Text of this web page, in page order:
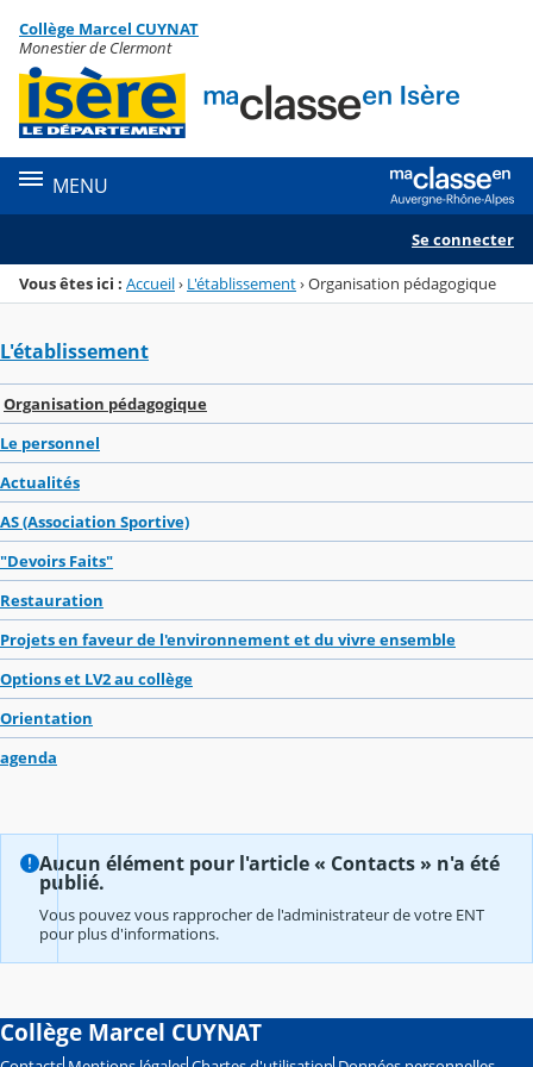
Menu de la rubrique
Contenu
Collège Marcel CUYNAT
Monestier de Clermont
MENU
Se connecter
Vous êtes ici : Accueil› L'établissement›Organisation pédagogique
L'établissement
Organisation pédagogique
Le personnel
Actualités
AS (Association Sportive)
"Devoirs Faits"
Restauration
Projets en faveur de l'environnement et du vivre ensemble
Options et LV2 au collège
Orientation
agenda
Aucun élément pour l'article « Contacts » n'a été
publié.
Vous pouvez vous rapprocher de l'administrateur de votre ENT
pour plus d'informations.
Collège Marcel CUYNAT